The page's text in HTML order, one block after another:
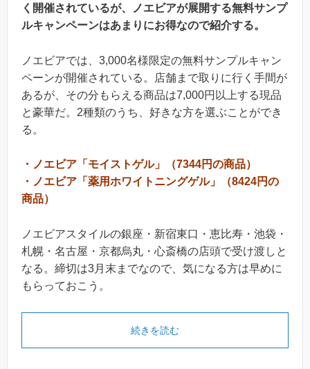
く開催されているが、ノエビアが展開する無料サンプ
ルキャンペーンはあまりにお得なので紹介する。
ノエビアでは、3,000名様限定の無料サンプルキャン
ペーンが開催されている。店舗まで取りに行く手間が
あるが、その分もらえる商品は7,000円以上する現品
と豪華だ。2種類のうち、好きな方を選ぶことができ
る。
・ノエビア「モイストゲル」（7344円の商品）
・ノエビア「薬用ホワイトニングゲル」（8424円の
商品）
ノエビアスタイルの銀座・新宿東口・恵比寿・池袋・
札幌・名古屋・京都烏丸・心斎橋の店頭で受け渡しと
なる。締切は3月末までなので、気になる方は早めに
もらっておこう。
続きを読む